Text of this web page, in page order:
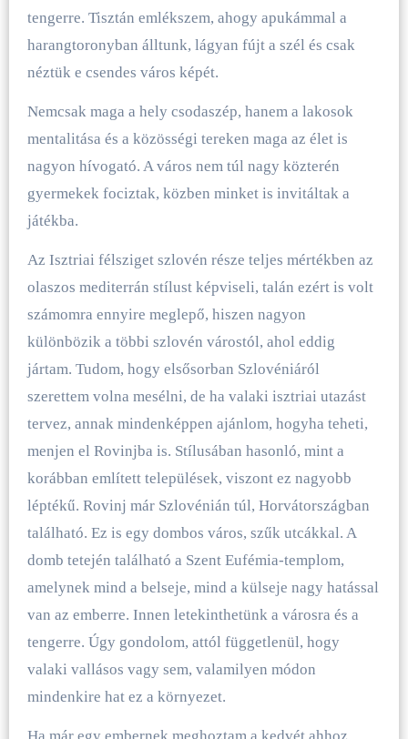
tengerre. Tisztán emlékszem, ahogy apukámmal a
harangtoronyban álltunk, lágyan fújt a szél és csak
néztük e csendes város képét.
Nemcsak maga a hely csodaszép, hanem a lakosok
mentalitása és a közösségi tereken maga az élet is
nagyon hívogató. A város nem túl nagy közterén
gyermekek fociztak, közben minket is invitáltak a
játékba.
Az Isztriai félsziget szlovén része teljes mértékben az
olaszos mediterrán stílust képviseli, talán ezért is volt
számomra ennyire meglepő, hiszen nagyon
különbözik a többi szlovén várostól, ahol eddig
jártam. Tudom, hogy elsősorban Szlovéniáról
szerettem volna mesélni, de ha valaki isztriai utazást
tervez, annak mindenképpen ajánlom, hogyha teheti,
menjen el Rovinjba is. Stílusában hasonló, mint a
korábban említett települések, viszont ez nagyobb
léptékű. Rovinj már Szlovénián túl, Horvátországban
található. Ez is egy dombos város, szűk utcákkal. A
domb tetején található a Szent Eufémia-templom,
amelynek mind a belseje, mind a külseje nagy hatással
van az emberre. Innen letekinthetünk a városra és a
tengerre. Úgy gondolom, attól függetlenül, hogy
valaki vallásos vagy sem, valamilyen módon
mindenkire hat ez a környezet.
Ha már egy embernek meghoztam a kedvét ahhoz,